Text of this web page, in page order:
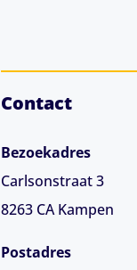
Contact
Bezoekadres
Carlsonstraat 3
8263 CA Kampen
Postadres